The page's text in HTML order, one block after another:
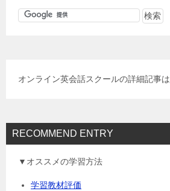
オンライン英会話スクールの詳細記事は
RECOMMEND ENTRY
▼オススメの学習方法
学習教材評価